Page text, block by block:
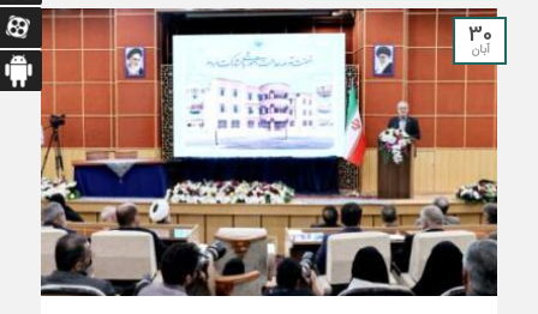
30
آبان